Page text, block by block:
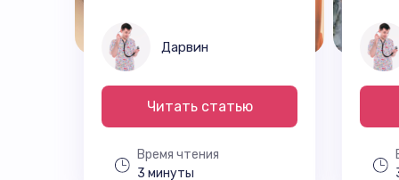
Дарвин
Читать статью
Время чтения
3 минуты